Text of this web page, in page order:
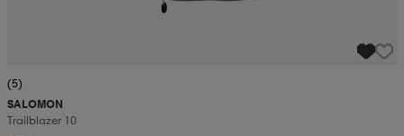
(5)
SALOMON
Trailblazer 10